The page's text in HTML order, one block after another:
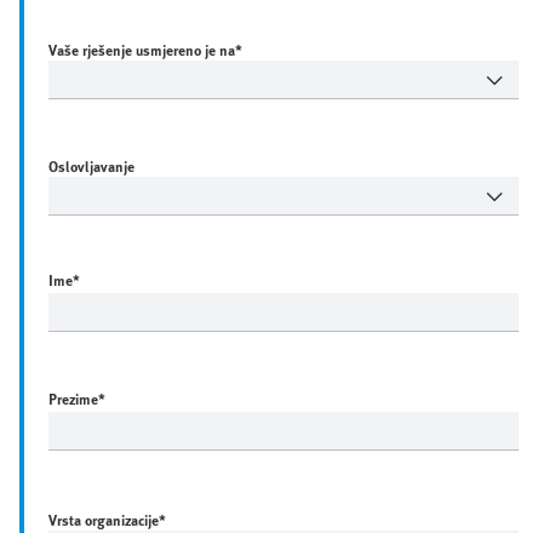
Vaše rješenje usmjereno je na*
Oslovljavanje
Ime*
Prezime*
Vrsta organizacije*